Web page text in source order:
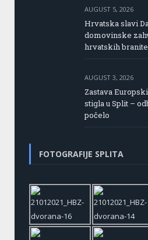
AUGUST 5, 2026
Hrvatska slavi
domovinske
hrvatskih
AUGUST 3, 2026
Zastava
stigla u Split –
počelo
FOTOGRAFIJE SPLITA